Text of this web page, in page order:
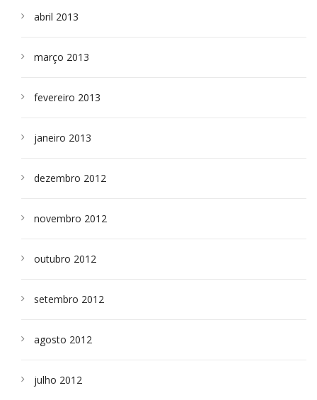
abril 2013
março 2013
fevereiro 2013
janeiro 2013
dezembro 2012
novembro 2012
outubro 2012
setembro 2012
agosto 2012
julho 2012